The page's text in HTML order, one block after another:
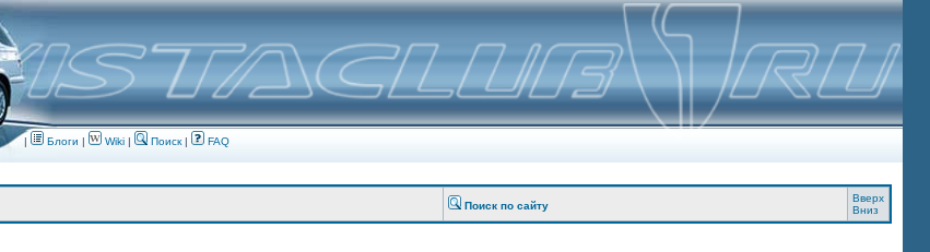
| Блоги | Wiki | Поиск| FAQ
Поиск по сайту
Вверх
Вниз